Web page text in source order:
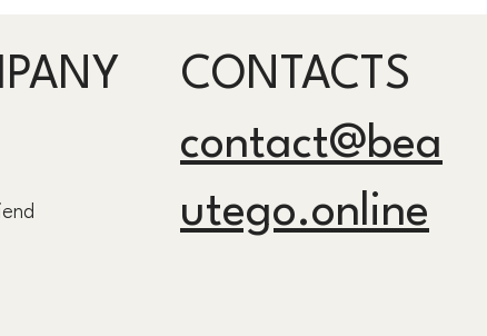
CONTACTS
contact@bea
utego.online